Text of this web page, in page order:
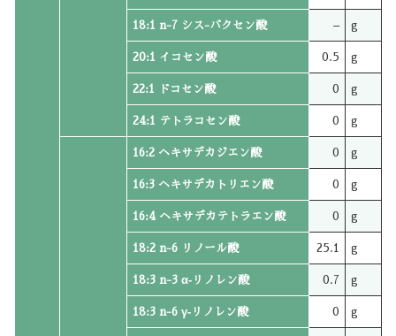
18:1 n-7 シス-バクセン酸 – g
20:1 イコセン酸 0.5 g
22:1 ドコセン酸 0 g
24:1 テトラコセン酸 0 g
16:2 ヘキサデカジエン酸 0 g
16:3 ヘキサデカトリエン酸 0 g
16:4 ヘキサデカテトラエン酸 0 g
18:2 n-6 リノール酸 25.1 g
18:3 n-3 α‐リノレン酸 0.7 g
18:3 n-6 γ‐リノレン酸 0 g